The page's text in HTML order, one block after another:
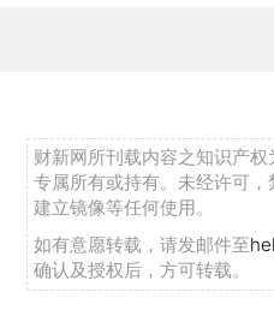
自身企业的定位和自己
得这种匹夫有责的担当
的。
下面我简单的说一下我
些感想。
财新网所刊载内容之知识产
专属所有或持有。未经许可
建立镜像等任何使用。
如有意愿转载，请发邮件至
确认及授权后，方可转载。